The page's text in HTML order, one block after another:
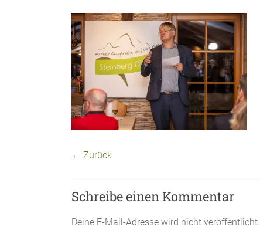
← Zurück
Schreibe einen Kommentar
Deine E-Mail-Adresse wird nicht veröffentlicht.